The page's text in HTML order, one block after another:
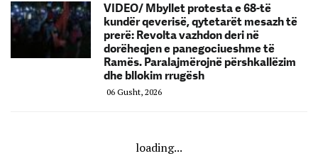
VIDEO/ Mbyllet protesta e 68-të
kundër qeverisë, qytetarët mesazh të
prerë: Revolta vazhdon deri në
dorëheqjen e panegociueshme të
Ramës. Paralajmërojnë përshkallëzim
dhe bllokim rrugësh
06 Gusht, 2026
loading...